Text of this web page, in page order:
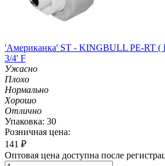
'Американка' ST - KINGBULL PE-RT (
3/4' F
Ужасно
Плохо
Нормально
Хорошо
Отлично
Упаковка: 30
Розничная цена:
141 ₽
Оптовая цена доступна после